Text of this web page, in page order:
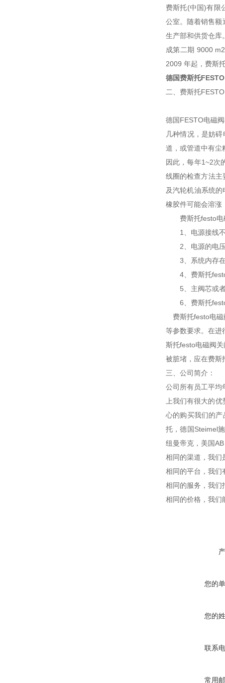
费斯托(中国)有限
公室。随着销售
生产部和供货仓库
成第二期 9000
2009 年起，费斯
德国费斯托
二、费斯托
德国FESTO电磁
几种情况，是妨
道，或管道中有尘
因此，每年1~2次
线圈的检查方法主
及汽轮机油系统
橡胶件可能会溶
费斯托festo电
1、电源接线不
2、电源的电压
3、系统内存在
4、费斯托festo
5、主阀芯或者
6、费斯托festo
费斯托festo电磁
等参数要求。在进
斯托festo电磁阀
被脏堵，应在费斯
三、公司简介：
公司所有员工平均
上我们有很大的
心的购买我们的
托，德国Steimel
纽曼帝克，美国
相同的渠道，我们
相同的平台，我们
相同的服务，我们
相同的价格，我们
您的
您的
联系
常用